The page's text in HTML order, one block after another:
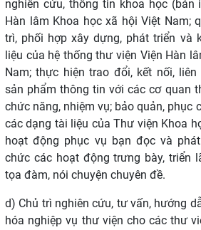
nghiên cứu, thông tin khoa học (bản
Hàn lâm Khoa học xã hội Việt Nam;
trì, phối hợp xây dựng, phát triển và
liệu của hệ thống thư viện Viện Hàn
Nam;thực hiện trao đổi, kết nối,
sản phẩm thông tin với các cơ quan
chức năng, nhiệm vụ; bảo quản, phục
các dạng tài liệu của Thư viện Khoa
hoạt động phục vụ bạn đọc và
chức các hoạt động trưng bày, triển
tọa đàm, nói chuyện chuyên đề.
d) Chủ trì nghiên cứu, tư vấn, hướng
hóa nghiệp vụ thư viện cho các thư